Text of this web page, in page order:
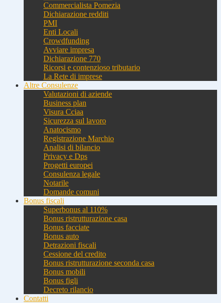
Commercialista Pomezia
Dichiarazione redditi
PMI
Enti Locali
Crowdfunding
Avviare impresa
Dichiarazione 770
Ricorsi e contenzioso tributario
La Rete di imprese
Altre Consulenze
Valutazioni di aziende
Business plan
Visura Cciaa
Sicurezza sul lavoro
Anatocismo
Registrazione Marchio
Analisi di bilancio
Privacy e Dps
Progetti europei
Consulenza legale
Notarile
Domande comuni
Bonus fiscali
Superbonus al 110%
Bonus ristrutturazione casa
Bonus facciate
Bonus auto
Detrazioni fiscali
Cessione del credito
Bonus ristrutturazione seconda casa
Bonus mobili
Bonus figli
Decreto rilancio
Contatti